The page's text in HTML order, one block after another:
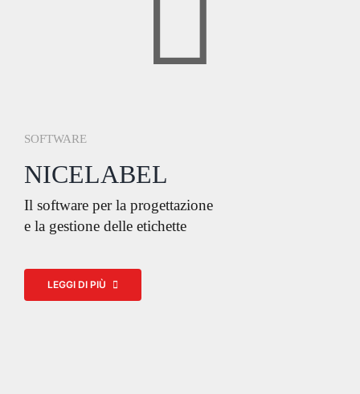
SOFTWARE
NICELABEL
Il software per la progettazione
e la gestione delle etichette
LEGGI DI PIÙ